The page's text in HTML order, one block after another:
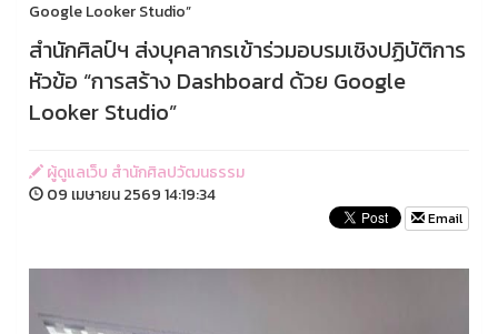
Google Looker Studio”
สำนักศิลป์ฯ ส่งบุคลากรเข้าร่วมอบรมเชิงปฏิบัติการ
หัวข้อ “การสร้าง Dashboard ด้วย Google
Looker Studio”
ผู้ดูแลเว็บ สำนักศิลปวัฒนธรรม
09 เมษายน 2569 14:19:34
Email